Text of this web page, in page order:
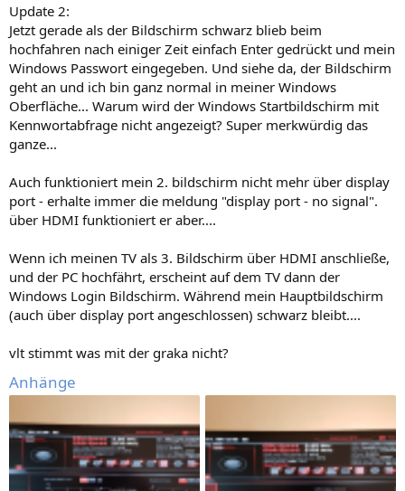
Update 2:
Jetzt gerade als der Bildschirm schwarz blieb beim
hochfahren nach einiger Zeit einfach Enter gedrückt und mein
Windows Passwort eingegeben. Und siehe da, der Bildschirm
geht an und ich bin ganz normal in meiner Windows
Oberfläche... Warum wird der Windows Startbildschirm mit
Kennwortabfrage nicht angezeigt? Super merkwürdig das
ganze...
Auch funktioniert mein 2. bildschirm nicht mehr über display
port - erhalte immer die meldung "display port - no signal".
über HDMI funktioniert er aber....
Wenn ich meinen TV als 3. Bildschirm über HDMI anschließe,
und der PC hochfährt, erscheint auf dem TV dann der
Windows Login Bildschirm. Während mein Hauptbildschirm
(auch über display port angeschlossen) schwarz bleibt....
vlt stimmt was mit der graka nicht?
Anhänge